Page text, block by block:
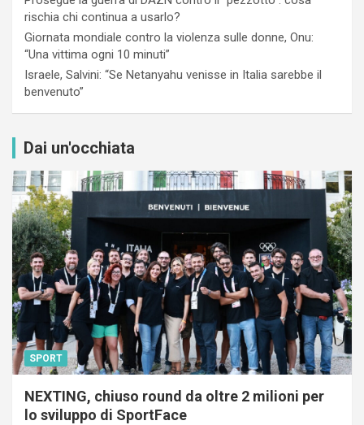
rischia chi continua a usarlo?
Giornata mondiale contro la violenza sulle donne, Onu:
“Una vittima ogni 10 minuti”
Israele, Salvini: “Se Netanyahu venisse in Italia sarebbe il
benvenuto”
Dai un'occhiata
SPORT
NEXTING, chiuso round da oltre 2 milioni per
lo sviluppo di SportFace